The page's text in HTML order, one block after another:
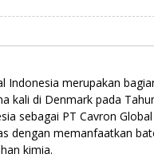
Indonesia merupakan
kali di Denmark pada
sebagai PT Cavron
dengan memanfaatkan
kimia.